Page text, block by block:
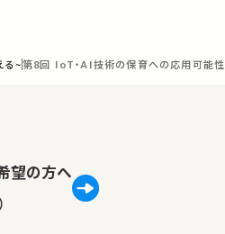
る~第8回 IoT・AI技術の保育への応用可能性
望の方へ